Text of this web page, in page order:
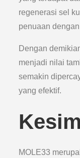
regenerasi sel
penuaan
Dengan
menjadi nilai
semakin
yang efektif.
MOLE33